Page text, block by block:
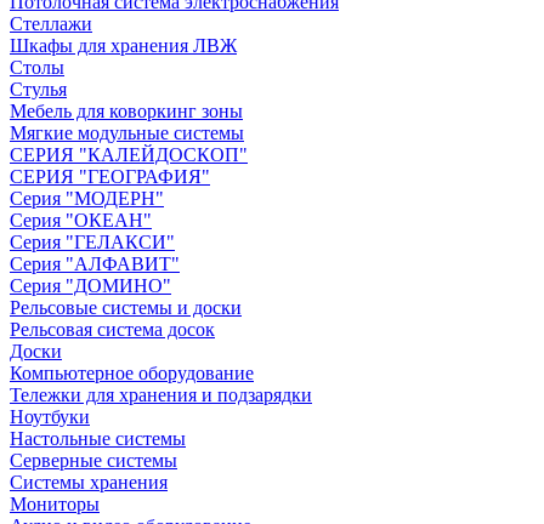
Стеллажи
Шкафы для хранения ЛВЖ
Столы
Стулья
Мебель для коворкинг зоны
Мягкие модульные системы
СЕРИЯ "КАЛЕЙДОСКОП"
СЕРИЯ "ГЕОГРАФИЯ"
Серия "МОДЕРН"
Серия "ОКЕАН"
Серия "ГЕЛАКСИ"
Серия "АЛФАВИТ"
Серия "ДОМИНО"
Рельсовые системы и доски
Рельсовая система досок
Доски
Компьютерное оборудование
Тележки для хранения и подзарядки
Ноутбуки
Настольные системы
Серверные системы
Системы хранения
Мониторы